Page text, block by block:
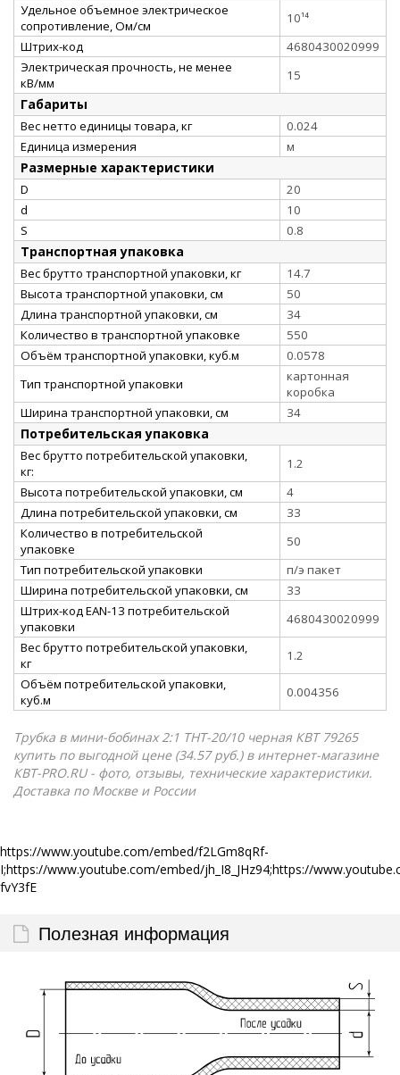
Удельное объемное электрическое
сопротивление, Ом/см
10¹⁴
Штрих-код
4680430020999
Электрическая прочность, не менее
кВ/мм
15
Габариты
Вес нетто единицы товара, кг
0.024
Единица измерения
м
Размерные характеристики
D
20
d
10
S
0.8
Транспортная упаковка
Вес брутто транспортной упаковки, кг
14.7
Высота транспортной упаковки, см
50
Длина транспортной упаковки, см
34
Количество в транспортной упаковке
550
Объём транспортной упаковки, куб.м
0.0578
Тип транспортной упаковки
картонная
коробка
Ширина транспортной упаковки, см
34
Потребительская упаковка
Вес брутто потребительской упаковки,
кг:
1.2
Высота потребительской упаковки, см
4
Длина потребительской упаковки, см
33
Количество в потребительской
упаковке
50
Тип потребительской упаковки
п/э пакет
Ширина потребительской упаковки, см
33
Штрих-код EAN-13 потребительской
упаковки
4680430020999
Вес брутто потребительской упаковки,
кг
1.2
Объём потребительской упаковки,
куб.м
0.004356
Трубка в мини-бобинах 2:1 ТНТ-20/10 черная КВТ 79265
купить по выгодной цене (34.57 руб.) в интернет-магазине
КВТ-PRO.RU - фото, отзывы, технические характеристики.
Доставка по Москве и России
https://www.youtube.com/embed/f2LGm8qRf-
I;https://www.youtube.com/embed/jh_I8_JHz94;https://
fvY3fE
Полезная информация